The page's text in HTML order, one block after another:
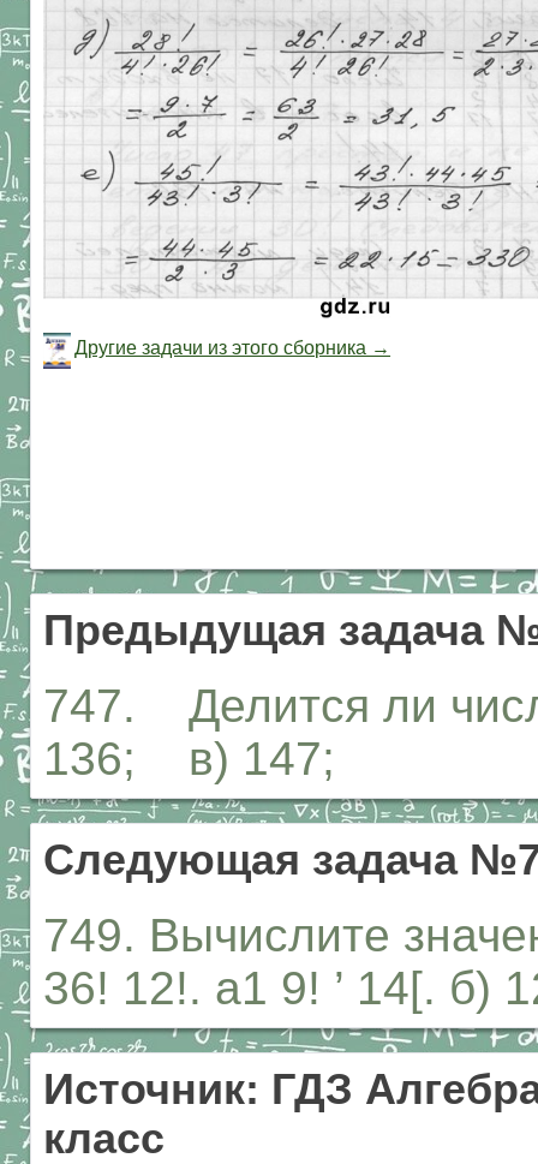
Другие задачи из этого сборника →
Предыдущая задача
747. Делится ли
136; в) 147;
Следующая задача
749. Вычислите
36! 12!. а1 9! ’ 14[. б)
Источник: ГДЗ
класс